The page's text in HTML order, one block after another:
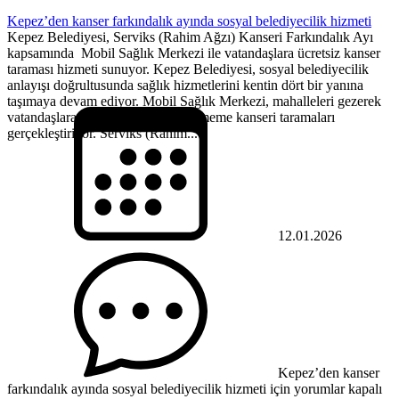
Kepez’den kanser farkındalık ayında sosyal belediyecilik hizmeti
Kepez Belediyesi, Serviks (Rahim Ağzı) Kanseri Farkındalık Ayı
kapsamında Mobil Sağlık Merkezi ile vatandaşlara ücretsiz kanser
taraması hizmeti sunuyor. Kepez Belediyesi, sosyal belediyecilik
anlayışı doğrultusunda sağlık hizmetlerini kentin dört bir yanına
taşımaya devam ediyor. Mobil Sağlık Merkezi, mahalleleri gezerek
vatandaşlara rahim ağzı, kolon ve meme kanseri taramaları
gerçekleştiriyor. Serviks (Rahim...
12.01.2026
Kepez’den kanser
farkındalık ayında sosyal belediyecilik hizmeti için yorumlar kapalı